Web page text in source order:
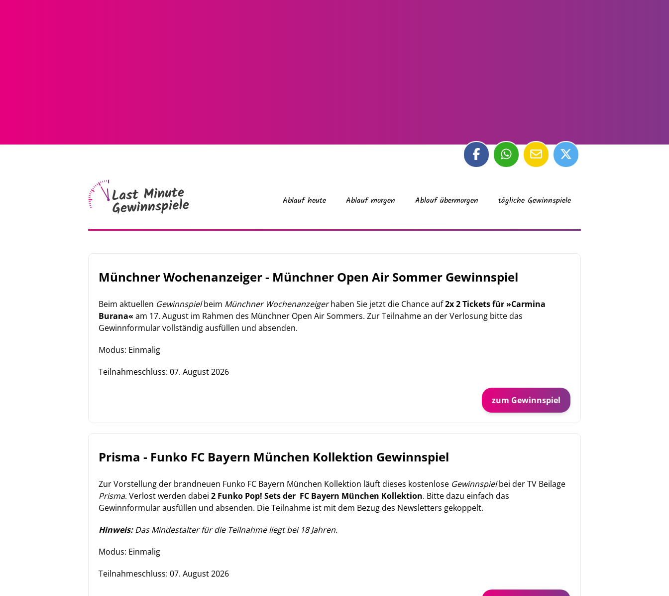
Ablauf heute Ablauf morgen Ablauf übermorgen tägliche Gewinnspiele
Münchner Wochenanzeiger - Münchner Open Air Sommer Gewinnspiel
Beim aktuellen Gewinnspielbeim Münchner Wochenanzeigerhaben Sie jetzt die Chance auf2x 2 Tickets für »Carmina
Burana« am 17. August im Rahmen des Münchner Open Air Sommers. Zur Teilnahme an der Verlosung bitte das
Gewinnformular vollständig ausfüllen und absenden.
Modus: Einmalig
Teilnahmeschluss: 07. August 2026
zum Gewinnspiel
Prisma - Funko FC Bayern München Kollektion Gewinnspiel
Zur Vorstellung der brandneuen Funko FC Bayern München Kollektion läuft dieses kostenlose Gewinnspielbei der TV Beilage
Prisma. Verlost werden dabei 2 Funko Pop! Sets der FC Bayern München Kollektion. Bitte dazu einfach das
Gewinnformular ausfüllen und absenden. Die Teilnahme ist mit dem Bezug des Newsletters gekoppelt.
Hinweis:Das Mindestalter für die Teilnahme liegt bei 18 Jahren.
Modus: Einmalig
Teilnahmeschluss: 07. August 2026